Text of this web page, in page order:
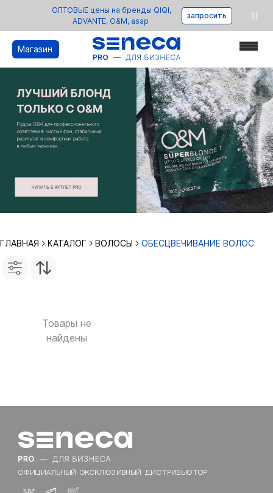
ОПТОВЫЕ цены на бренды QIQI,
ADVANTE, O&M, asap
запросить
Магазин
ГЛАВНАЯ КАТАЛОГ ВОЛОСЫ ОБЕСЦВЕЧИВАНИЕ ВОЛОС
Товары не
найдены
ОФИЦИАЛЬНЫЙ ЭКСКЛЮЗИВНЫЙ ДИСТРИБЬЮТОР